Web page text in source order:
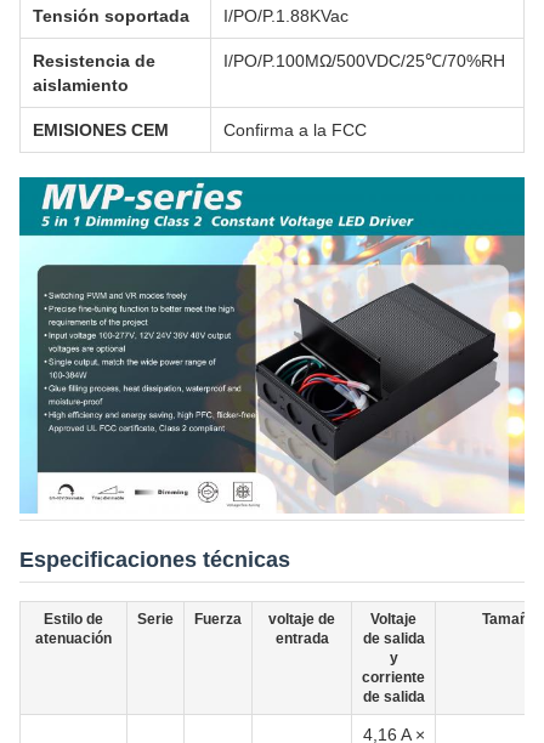
Tensión soportada I/PO/P.1.88KVac
Resistencia de
aislamiento
I/PO/P.100MΩ/500VDC/25℃/70%RH
EMISIONES CEM Confirma a la FCC
Especificaciones técnicas
Estilo de
atenuación
Serie Fuerza
voltaje de
entrada
Voltaje
de salida
y
corriente
de salida
Tamaño
4,16 A ×